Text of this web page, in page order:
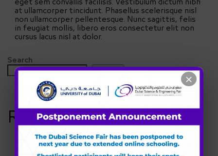
eget sem convallis facilisis. Vestibulum dictum nibh
at ullamcorper tincidunt. Phasellus scelerisque nisl
non ullamcorper pellentesque. Nunc sagittis, felis
in feugiat mollis, libero eros consectetur elit non
cursus lacus nisl at dolor.
Search
Search
Recent Posts
×